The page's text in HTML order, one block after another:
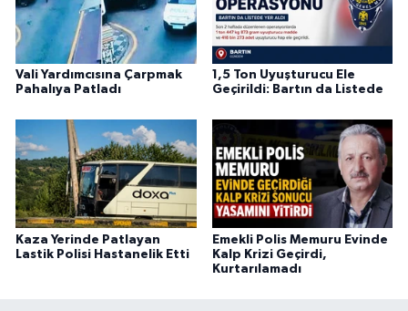
Vali Yardımcısına Çarpmak
Pahalıya Patladı
1,5 Ton Uyuşturucu Ele
Geçirildi: Bartın da Listede
Kaza Yerinde Patlayan
Lastik Polisi Hastanelik Etti
Emekli Polis Memuru Evinde
Kalp Krizi Geçirdi,
Kurtarılamadı